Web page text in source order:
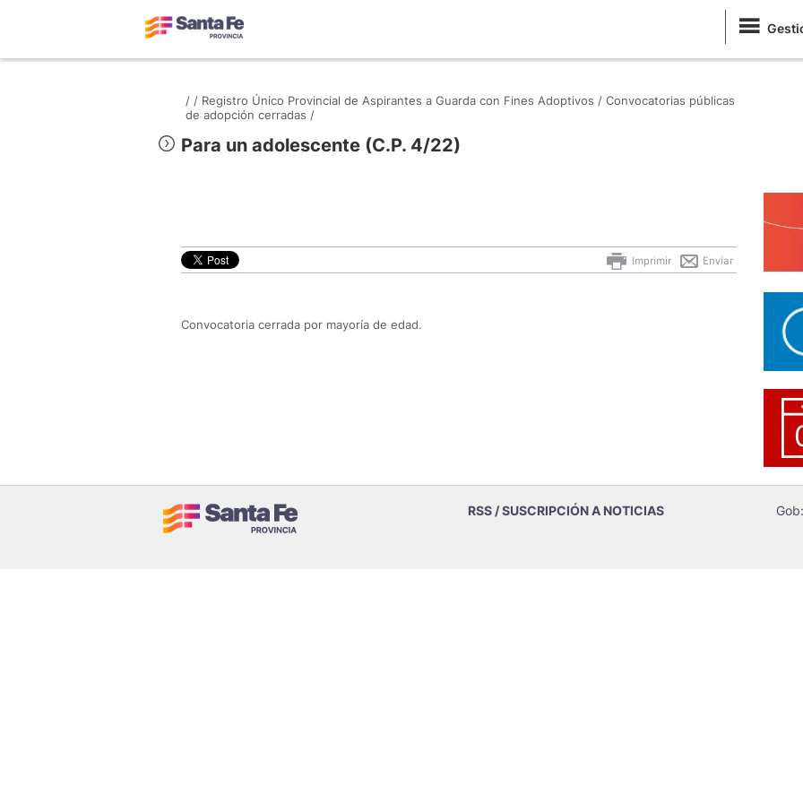
/ / Registro Único Provincial de Aspirantes a Guarda con Fines Adoptivos / Convocatorias públicas
de adopción cerradas /
Para un adolescente (C.P. 4/22)
Enviar
Imprimir
Convocatoria cerrada por mayoría de edad.
RSS / SUSCRIPCIÓN A NOTICIAS